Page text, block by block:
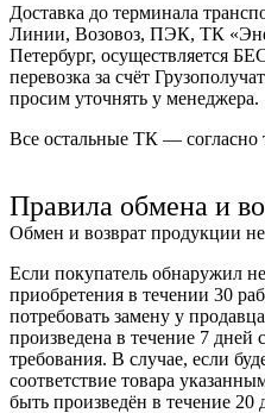
Доставка до терминала
Линии, Возовоз, ПЭК, ТК
Петербург, осуществляется
перевозка за счёт
просим уточнять у менеджера.
Все остальные ТК —
Правила обмена и
Обмен и возврат продукции
Если покупатель обнаружил
приобретения в течении 30
потребовать замену у
произведена в течение 7 дней
требования. В случае, если
соответствие товара
быть произведён в течение 20